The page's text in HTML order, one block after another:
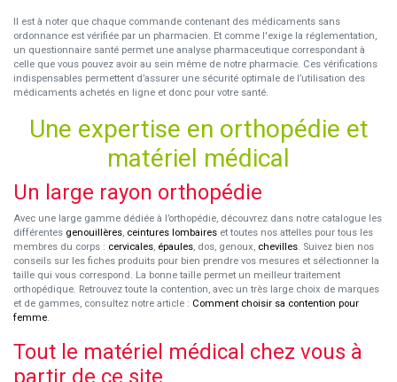
Il est à noter que chaque commande contenant des médicaments sans
ordonnance est vérifiée par un pharmacien. Et comme l'exige la réglementation,
un questionnaire santé permet une analyse pharmaceutique correspondant à
celle que vous pouvez avoir au sein même de notre pharmacie. Ces vérifications
indispensables permettent d’assurer une sécurité optimale de l’utilisation des
médicaments achetés en ligne et donc pour votre santé.
Une expertise en orthopédie et
matériel médical
Un large rayon orthopédie
Avec une large gamme dédiée à l’orthopédie, découvrez dans notre catalogue les
différentes genouillères, ceintures lombaires et toutes nos attelles pour tous les
membres du corps : cervicales, épaules, dos, genoux, chevilles. Suivez bien nos
conseils sur les fiches produits pour bien prendre vos mesures et sélectionner la
taille qui vous correspond. La bonne taille permet un meilleur traitement
orthopédique. Retrouvez toute la contention, avec un très large choix de marques
et de gammes, consultez notre article : Comment choisir sa contention pour
femme.
Tout le matériel médical chez vous à
partir de ce site